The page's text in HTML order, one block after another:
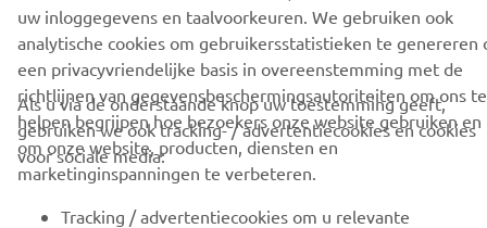
ONDERSTEUNING
NIEUWSBRIEF
Wees de eerste die meer te weten komt over de nieuwste deals,
speciale evenementen, nieuwe producten en nog veel meer
uw inloggegevens en taalvoorkeuren. We gebruiken ook
analytische cookies om gebruikersstatistieken te genereren
een privacyvriendelijke basis in overeenstemming met de
richtlijnen van gegevensbeschermingsautoriteiten om ons te
helpen begrijpen hoe bezoekers onze website gebruiken en
om onze website, producten, diensten en
marketinginspanningen te verbeteren.
Als u via de onderstaande knop uw toestemming geeft,
gebruiken we ook tracking- / advertentiecookies en cookies
voor sociale media:
Tracking / advertentiecookies om u relevante